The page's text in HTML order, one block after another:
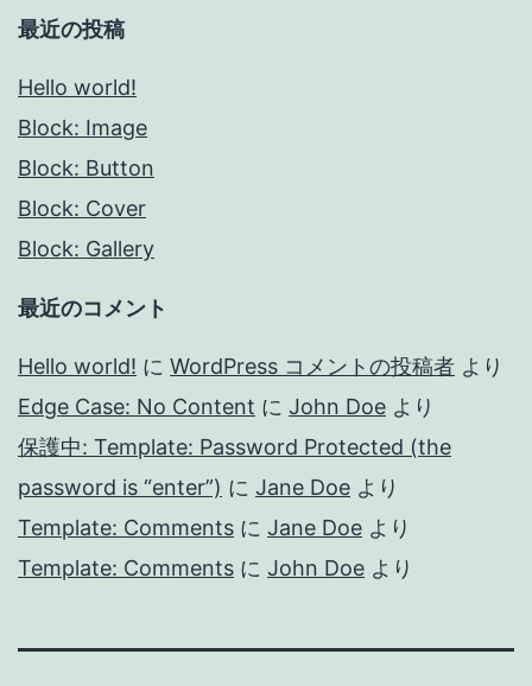
最近の投稿
Hello world!
Block: Image
Block: Button
Block: Cover
Block: Gallery
最近のコメント
Hello world! に WordPress コメントの投稿者 より
Edge Case: No Content に John Doe より
保護中: Template: Password Protected (the
password is “enter”) に Jane Doe より
Template: Comments に Jane Doe より
Template: Comments に John Doe より